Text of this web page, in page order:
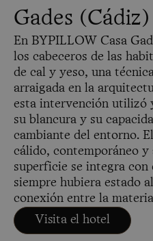
Gades (Cádiz)
En BYPILLOW Casa
los cabeceros de las
de cal y yeso, una
arraigada en la
esta intervención utilizó
su blancura y su
cambiante del entorno.
cálido, contemporáneo y
superficie se integra
siempre hubiera estado
conexión entre la
Visita el hotel